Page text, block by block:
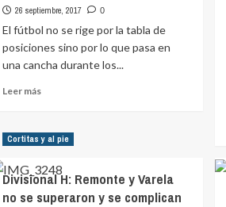
26 septiembre, 2017 0
El fútbol no se rige por la tabla de
posiciones sino por lo que pasa en
una cancha durante los...
Leer más
Divisional
H:
Colegio
Inglés
no
Cortitas y al pie
Divisional H: Remonte y Varela
no se superaron y se complican